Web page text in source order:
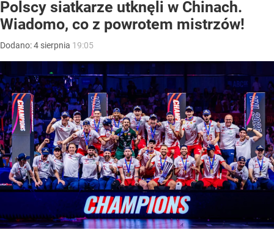
Polscy siatkarze utknęli w Chinach.
Wiadomo, co z powrotem mistrzów!
Dodano:4 sierpnia 19:05